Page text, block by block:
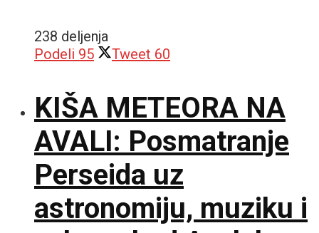
238 deljenja
Podeli 95 Tweet 60
KIŠA METEORA NA
AVALI: Posmatranje
Perseida uz
astronomiju, muziku i